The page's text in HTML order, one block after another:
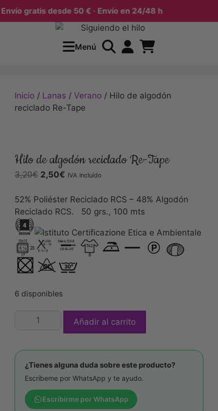
gratis desde 50 € · Envío en 24/48 h
Menú
Inicio / Lanas / Verano / Hilo de algodón
reciclado Re-Tape
Hilo de algodón reciclado Re-Tape
3,20€ 2,50€ IVA Incluído
52% Poliéster Reciclado RCS – 48% Algodón
Reciclado RCS. 50 grs., 100 mts
6 disponibles
Añadir al carrito
¿Tienes alguna duda sobre este producto?
Escríbeme por WhatsApp y te ayudo.
Escribirme por WhatsApp